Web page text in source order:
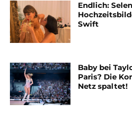
Endlich:
Swift
Baby bei
Paris? Die
Netz spaltet!